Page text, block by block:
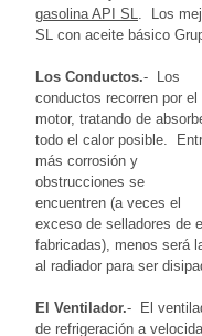
gasolina API SL
. Los
SL con aceite básico
Los Conductos.- Los
conductos recorren por el
motor, tratando de
todo el calor posible.
más corrosión y
obstrucciones se
encuentren (a veces el
exceso de selladores de
fabricadas), menos será
al radiador para ser
El Ventilador.- El
de refrigeración a